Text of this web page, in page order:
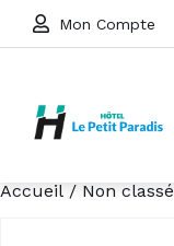
Mon Compte
Accueil / Non classé